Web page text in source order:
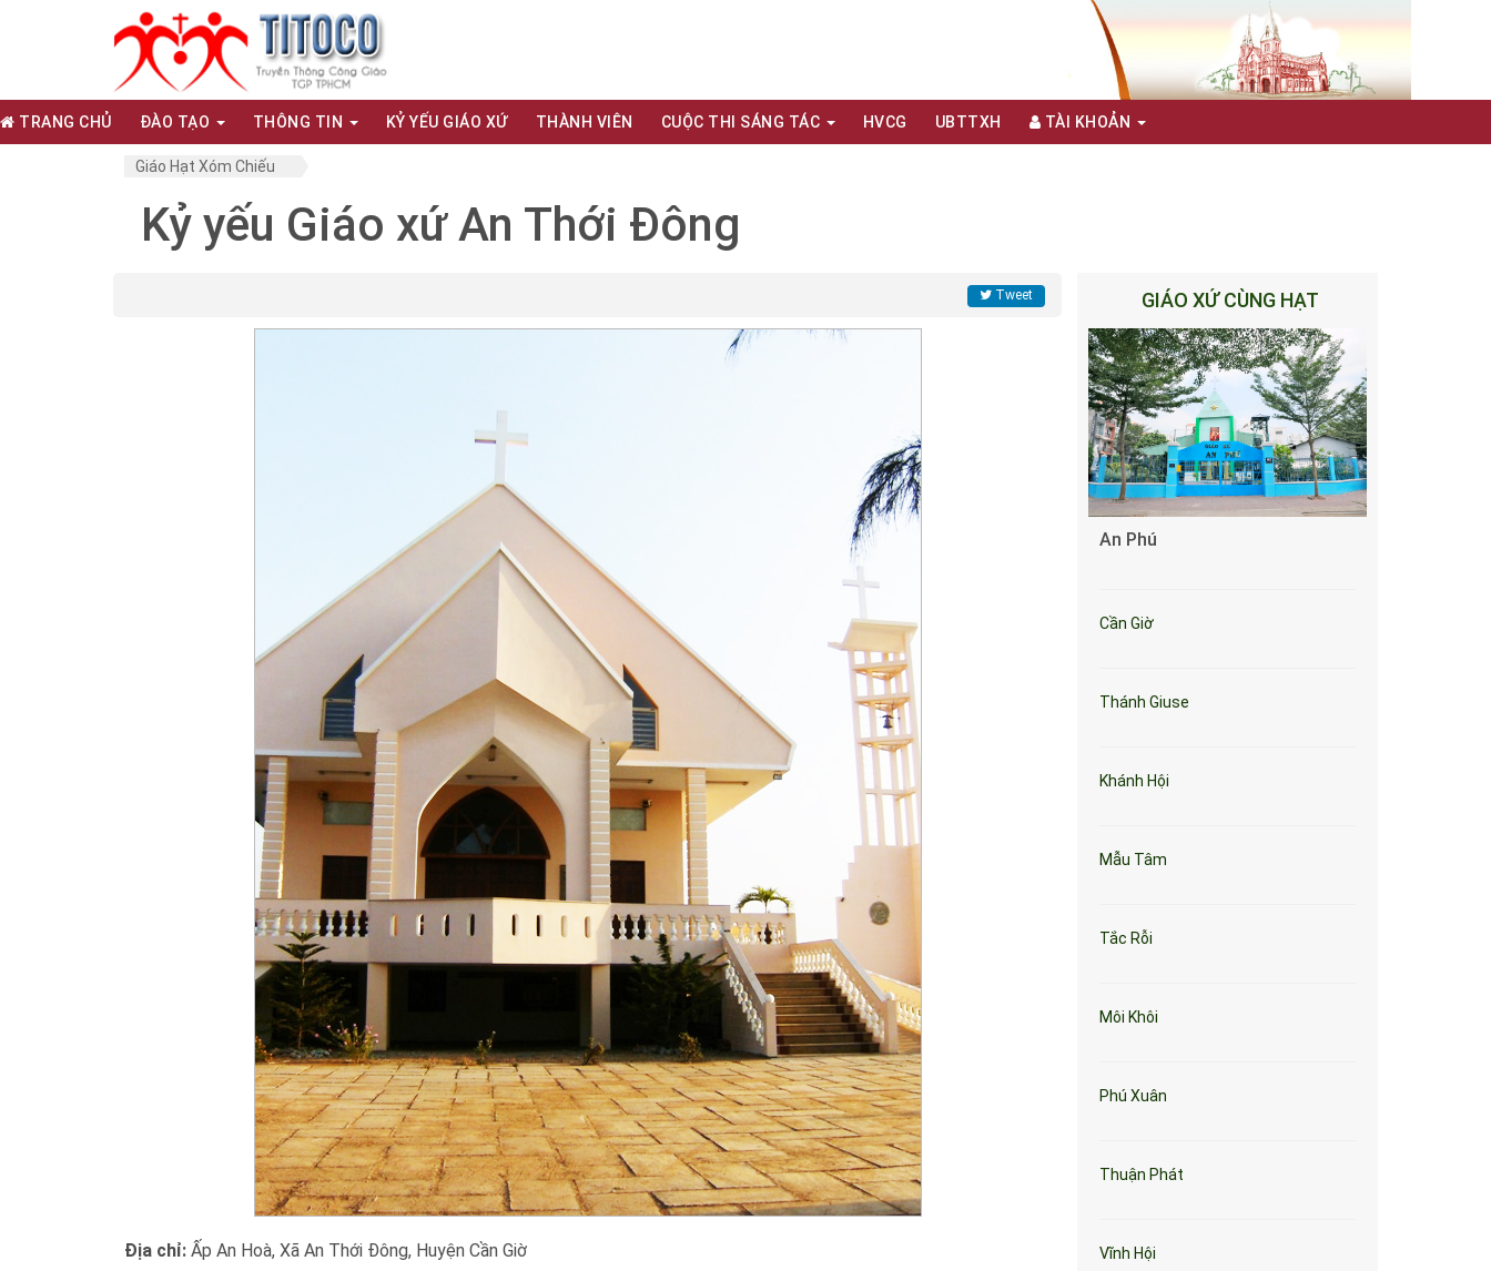
TRANG CHỦ ĐÀO TẠO THÔNG TIN KỶ YẾU GIÁO XỨ THÀNH VIÊN CUỘC THI SÁNG TÁC HVCG UBTTXH TÀI KHOẢN
Giáo Hạt Xóm Chiếu
Kỷ yếu Giáo xứ An Thới Đông
Tweet
Địa chỉ: Ấp An Hoà, Xã An Thới Đông, Huyện Cần Giờ
GIÁO XỨ CÙNG HẠT
An Phú
Cần Giờ
Thánh Giuse
Khánh Hội
Mẫu Tâm
Tắc Rỗi
Môi Khôi
Phú Xuân
Thuận Phát
Vĩnh Hội